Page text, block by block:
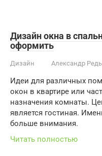
Дизайн окна в
оформить
Дизайн Александр
Идеи для различных
окон в квартире или
назначения комнаты.
является гостиная.
больше внимания.
Читать полностью